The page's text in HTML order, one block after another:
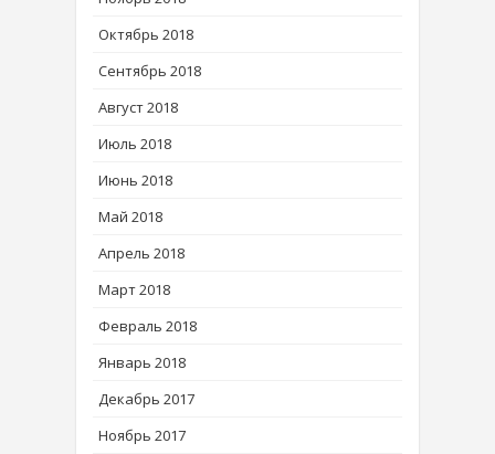
Октябрь 2018
Сентябрь 2018
Август 2018
Июль 2018
Июнь 2018
Май 2018
Апрель 2018
Март 2018
Февраль 2018
Январь 2018
Декабрь 2017
Ноябрь 2017